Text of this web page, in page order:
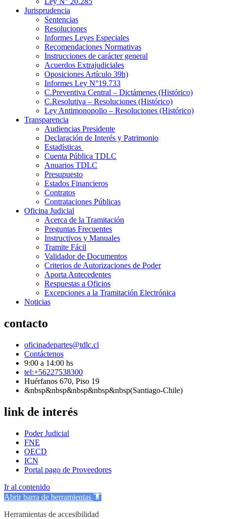
Jurisprudencia
Sentencias
Resoluciones
Informes Leyes Especiales
Recomendaciones Normativas
Instrucciones de carácter general
Acuerdos Extrajudiciales
Oposiciones Artículo 39h)
Informes Ley N°19.733
C.Preventiva Central – Dictámenes (Histórico)
C.Resolutiva – Resoluciones (Histórico)
Ley Antimonopolio – Resoluciones (Histórico)
Transparencia
Audiencias Presidente
Declaración de Interés y Patrimonio
Estadísticas
Cuenta Pública TDLC
Anuarios TDLC
Presupuesto
Estados Financieros
Contratos
Contrataciones Públicas
Oficina Judicial
Acerca de la Tramitación
Preguntas Frecuentes
Instructivos y Manuales
Tramite Fácil
Validador de Documentos
Criterios de Autorizaciones de Poder
Aporta Antecedentes
Respuestas a Oficios
Excepciones a la Tramitación Electrónica
Noticias
contacto
oficinadepartes@tdlc.cl
Contáctenos
9:00 a 14:00 hs
tel:+56227538300
Huérfanos 670, Piso 19
&nbsp&nbsp&nbsp&nbsp&nbsp(Santiago-Chile)
link de interés
Poder Judicial
FNE
OECD
ICN
Portal pago de Proveedores
Ir al contenido
Abrir barra de herramientas
Herramientas de accesibilidad